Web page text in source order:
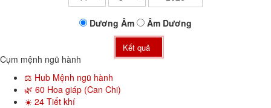
Dương Âm Âm Dương
Kết quả
Cụm mệnh ngũ hành
⚖️ Hub Mệnh ngũ hành
🌿 60 Hoa giáp (Can Chi)
☀️ 24 Tiết khí